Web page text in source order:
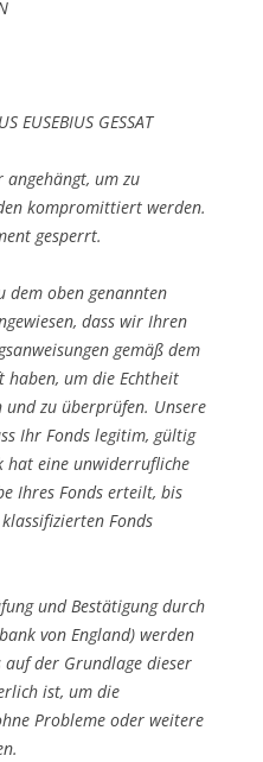
EUSEBIUS GESSAT
angehängt, um zu
kompromittiert werden.
gesperrt.
dem oben genannten
dass wir Ihren
gemäß dem
um die Echtheit
und zu überprüfen. Unsere
Ihr Fonds legitim, gültig
hat eine unwiderrufliche
Ihres Fonds erteilt, bis
Fonds
und Bestätigung durch
von England) werden
auf der Grundlage dieser
ist, um die
Probleme oder weitere